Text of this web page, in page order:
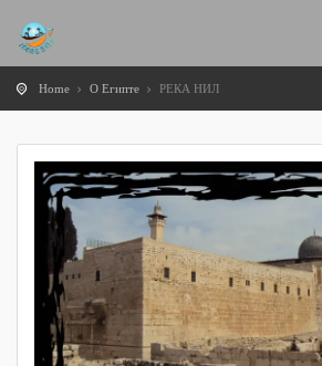
Home О Египте РЕКА НИЛ